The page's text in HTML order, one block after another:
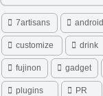
7artisans android
customize drink
fujinon gadget
plugins PR